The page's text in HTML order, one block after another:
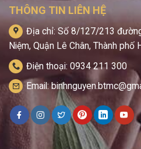
THÔNG TIN LIÊN HỆ
Địa chỉ: Số 8/127/213
Niệm, Quận Lê Chân, Thành phố
Điện thoại: 0934 211 300
Email: